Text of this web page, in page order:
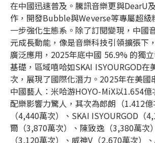
在中國迅速普及。騰訊音樂更與DearU
作，開發Bubble與Weverse等專屬超級
一步強化生態系。除了訂閱變現，中國
元成長動能，像是音樂科技引領擴張下
廣泛應用，2025年底中國 56.9% 的獨
基礎，區域嘻哈如SKAI ISYOURGOD在
次，展現了國際化潛力。2025年在美國
中國藝人：米哈游HOYO-MiX以1.654
配樂影響力驚人，其次為郎朗（1.412
（4,440萬次）、SKAI ISYOURGOD（
爾（3,870萬次）、陳致逸（3,380萬次
（3,120萬次）、威神V（2,670萬次）